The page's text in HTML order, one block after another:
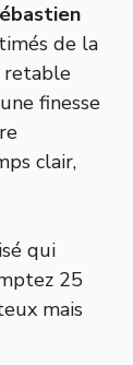
de la
retable
finesse
clair,
qui
25
mais